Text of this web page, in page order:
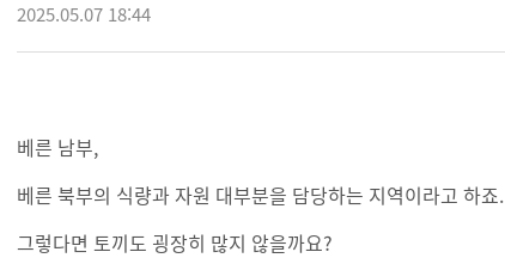
2025.05.07 18:44
베른 남부,
베른 북부의 식량과 자원 대부분을 담당하는 지역이라고 하죠.
그렇다면 토끼도 굉장히 많지 않을까요?